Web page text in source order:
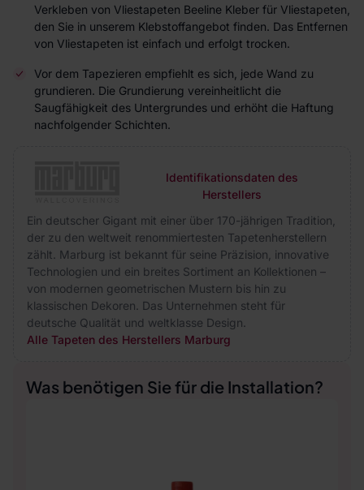
Verkleben von Vliestapeten Beeline Kleber für Vliestapeten,
den Sie in unserem Klebstoffangebot finden. Das Entfernen
von Vliestapeten ist einfach und erfolgt trocken.
Vor dem Tapezieren empfiehlt es sich, jede Wand zu
grundieren. Die Grundierung vereinheitlicht die
Saugfähigkeit des Untergrundes und erhöht die Haftung
nachfolgender Schichten.
Identifikationsdaten des
Herstellers
Ein deutscher Gigant mit einer über 170-jährigen Tradition,
der zu den weltweit renommiertesten Tapetenherstellern
zählt. Marburg ist bekannt für seine Präzision, innovative
Technologien und ein breites Sortiment an Kollektionen –
von modernen geometrischen Mustern bis hin zu
klassischen Dekoren. Das Unternehmen steht für
deutsche Qualität und weltklasse Design.
Alle Tapeten des Herstellers Marburg
Was benötigen Sie für die Installation?